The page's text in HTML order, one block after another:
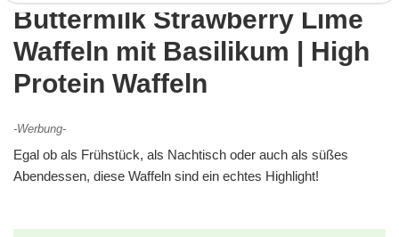
Buttermilk Strawberry Lime
Waffeln mit Basilikum | High
Protein Waffeln
-Werbung-
Egal ob als Frühstück, als Nachtisch oder auch als süßes
Abendessen, diese Waffeln sind ein echtes Highlight!